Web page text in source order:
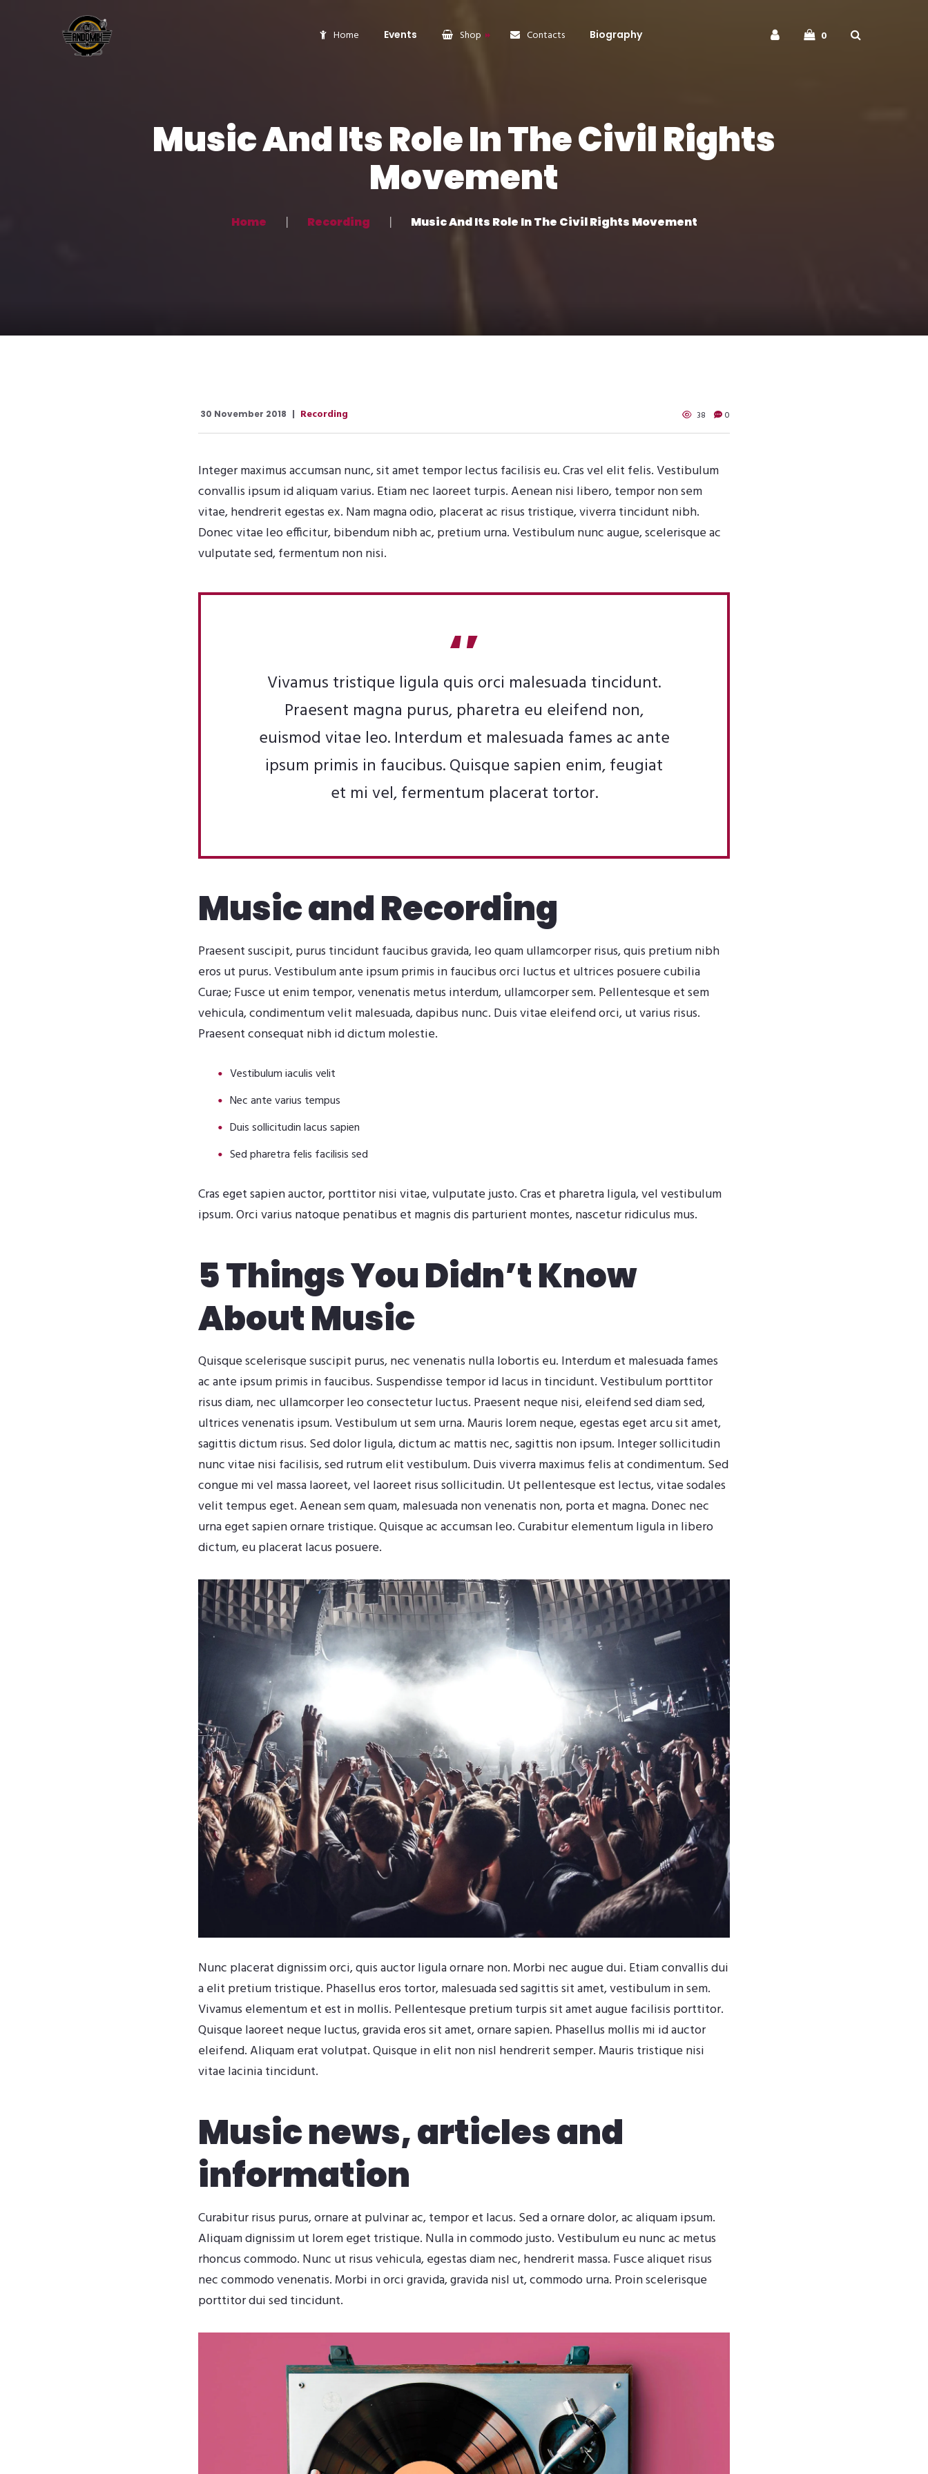
Home Events Shop
Man
Accessories
Contacts Biography 0
Music And Its Role In The Civil Rights
Movement
Home Recording Music And Its Role In The Civil Rights Movement
30 November 2018 Recording 38 0
Integer maximus accumsan nunc, sit amet tempor lectus facilisis eu. Cras vel elit felis. Vestibulum
convallis ipsum id aliquam varius. Etiam nec laoreet turpis. Aenean nisi libero, tempor non sem
vitae, hendrerit egestas ex. Nam magna odio, placerat ac risus tristique, viverra tincidunt nibh.
Donec vitae leo efficitur, bibendum nibh ac, pretium urna. Vestibulum nunc augue, scelerisque ac
vulputate sed, fermentum non nisi.
Vivamus tristique ligula quis orci malesuada tincidunt.
Praesent magna purus, pharetra eu eleifend non,
euismod vitae leo. Interdum et malesuada fames ac ante
ipsum primis in faucibus. Quisque sapien enim, feugiat
et mi vel, fermentum placerat tortor.
Music and Recording
Praesent suscipit, purus tincidunt faucibus gravida, leo quam ullamcorper risus, quis pretium nibh
eros ut purus. Vestibulum ante ipsum primis in faucibus orci luctus et ultrices posuere cubilia
Curae; Fusce ut enim tempor, venenatis metus interdum, ullamcorper sem. Pellentesque et sem
vehicula, condimentum velit malesuada, dapibus nunc. Duis vitae eleifend orci, ut varius risus.
Praesent consequat nibh id dictum molestie.
Vestibulum iaculis velit
Nec ante varius tempus
Duis sollicitudin lacus sapien
Sed pharetra felis facilisis sed
Cras eget sapien auctor, porttitor nisi vitae, vulputate justo. Cras et pharetra ligula, vel vestibulum
ipsum. Orci varius natoque penatibus et magnis dis parturient montes, nascetur ridiculus mus.
5 Things You Didn’t Know
About Music
Quisque scelerisque suscipit purus, nec venenatis nulla lobortis eu. Interdum et malesuada fames
ac ante ipsum primis in faucibus. Suspendisse tempor id lacus in tincidunt. Vestibulum porttitor
risus diam, nec ullamcorper leo consectetur luctus. Praesent neque nisi, eleifend sed diam sed,
ultrices venenatis ipsum. Vestibulum ut sem urna. Mauris lorem neque, egestas eget arcu sit amet,
sagittis dictum risus. Sed dolor ligula, dictum ac mattis nec, sagittis non ipsum. Integer sollicitudin
nunc vitae nisi facilisis, sed rutrum elit vestibulum. Duis viverra maximus felis at condimentum. Sed
congue mi vel massa laoreet, vel laoreet risus sollicitudin. Ut pellentesque est lectus, vitae sodales
velit tempus eget. Aenean sem quam, malesuada non venenatis non, porta et magna. Donec nec
urna eget sapien ornare tristique. Quisque ac accumsan leo. Curabitur elementum ligula in libero
dictum, eu placerat lacus posuere.
Nunc placerat dignissim orci, quis auctor ligula ornare non. Morbi nec augue dui. Etiam convallis dui
a elit pretium tristique. Phasellus eros tortor, malesuada sed sagittis sit amet, vestibulum in sem.
Vivamus elementum et est in mollis. Pellentesque pretium turpis sit amet augue facilisis porttitor.
Quisque laoreet neque luctus, gravida eros sit amet, ornare sapien. Phasellus mollis mi id auctor
eleifend. Aliquam erat volutpat. Quisque in elit non nisl hendrerit semper. Mauris tristique nisi
vitae lacinia tincidunt.
Music news, articles and
information
Curabitur risus purus, ornare at pulvinar ac, tempor et lacus. Sed a ornare dolor, ac aliquam ipsum.
Aliquam dignissim ut lorem eget tristique. Nulla in commodo justo. Vestibulum eu nunc ac metus
rhoncus commodo. Nunc ut risus vehicula, egestas diam nec, hendrerit massa. Fusce aliquet risus
nec commodo venenatis. Morbi in orci gravida, gravida nisl ut, commodo urna. Proin scelerisque
porttitor dui sed tincidunt.